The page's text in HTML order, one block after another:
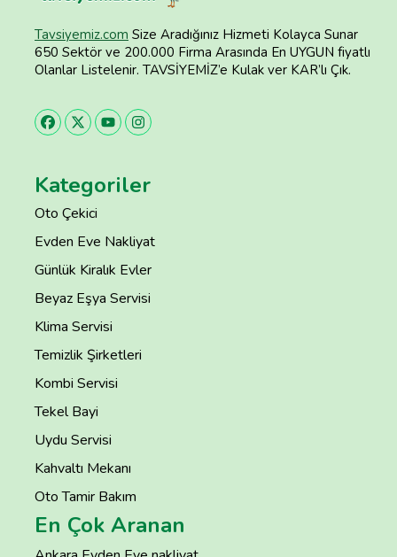
Tavsiyemiz.com Size Aradığınız Hizmeti Kolayca Sunar
650 Sektör ve 200.000 Firma Arasında En UYGUN fiyatlı
Olanlar Listelenir. TAVSİYEMİZ’e Kulak ver KAR’lı Çık.
Kategoriler
Oto Çekici
Evden Eve Nakliyat
Günlük Kiralık Evler
Beyaz Eşya Servisi
Klima Servisi
Temizlik Şirketleri
Kombi Servisi
Tekel Bayi
Uydu Servisi
Kahvaltı Mekanı
Oto Tamir Bakım
En Çok Aranan